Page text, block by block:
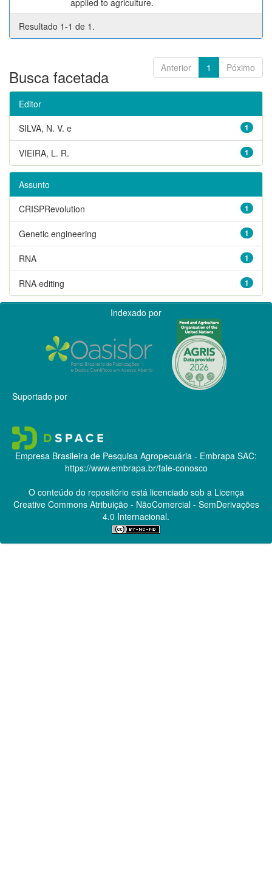
Resultado 1-1 de 1.
Anterior 1 Póximo
Busca facetada
Editor
1
SILVA, N. V. e
1
VIEIRA, L. R.
Assunto
1
CRISPRevolution
1
Genetic engineering
1
RNA
1
RNA editing
Indexado por
Suportado por
Empresa Brasileira de Pesquisa Agropecuária - Embrapa SAC:
https://www.embrapa.br/fale-conosco
O conteúdo do repositório está licenciado sob a Licença
Creative CommonsAtribuição - NãoComercial - SemDerivações
4.0 Internacional.